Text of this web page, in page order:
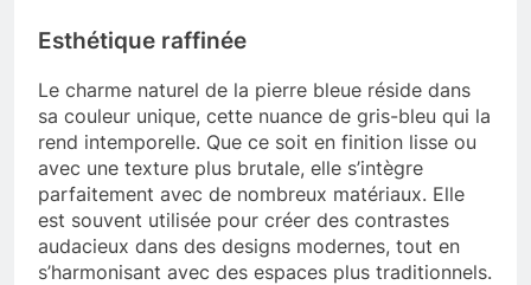
Esthétique raffinée
Le charme naturel de la pierre bleue réside dans
sa couleur unique, cette nuance de gris-bleu qui la
rend intemporelle. Que ce soit en finition lisse ou
avec une texture plus brutale, elle s’intègre
parfaitement avec de nombreux matériaux. Elle
est souvent utilisée pour créer des contrastes
audacieux dans des designs modernes, tout en
s’harmonisant avec des espaces plus traditionnels.